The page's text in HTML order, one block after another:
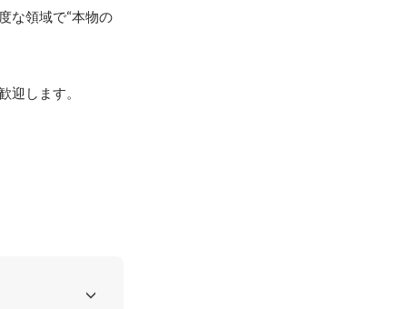
な領域で“本物の
迎します。